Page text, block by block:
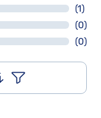
(1)
(0)
(0)